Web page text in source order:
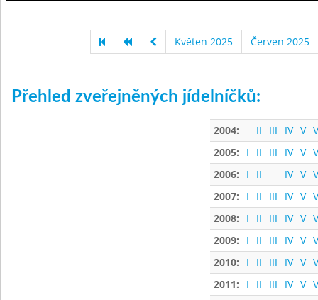
Květen 2025 Červen 2025
Přehled zveřejněných jídelníčků:
2004: II III IV V
2005:
I II III IV V
2006:
I II IV V
2007:
I II III IV V
2008:
I II III IV V
2009:
I II III IV V
2010:
I II III IV V
2011:
I II III IV V